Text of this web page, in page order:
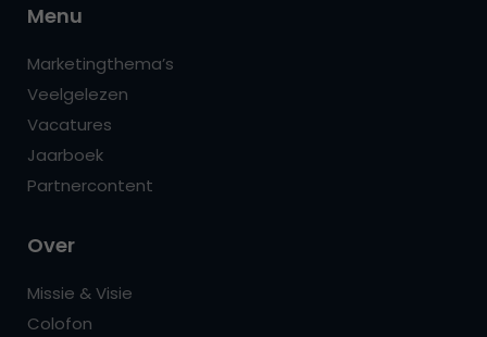
Menu
Marketingthema’s
Veelgelezen
Vacatures
Jaarboek
Partnercontent
Over
Missie & Visie
Colofon